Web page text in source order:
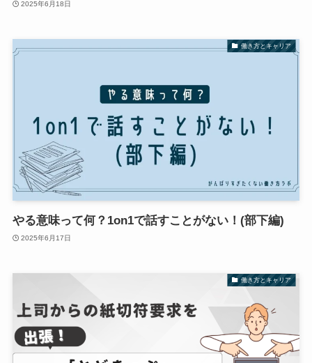
2025年6月18日
働き方とキャリア
やる意味って何？1on1で話すことがない！(部下編)
2025年6月17日
働き方とキャリア